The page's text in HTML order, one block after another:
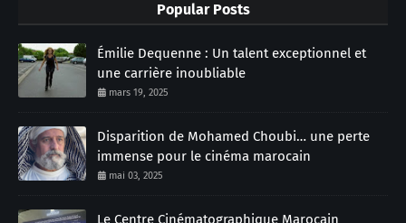
Popular Posts
Émilie Dequenne : Un talent exceptionnel et
une carrière inoubliable
mars 19, 2025
Disparition de Mohamed Choubi… une perte
immense pour le cinéma marocain
mai 03, 2025